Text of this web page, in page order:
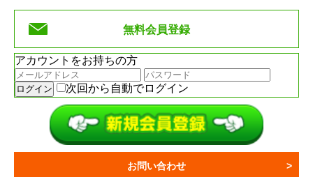
無料会員登録
アカウントをお持ちの方
次回から自動でログイン
お問い合わせ